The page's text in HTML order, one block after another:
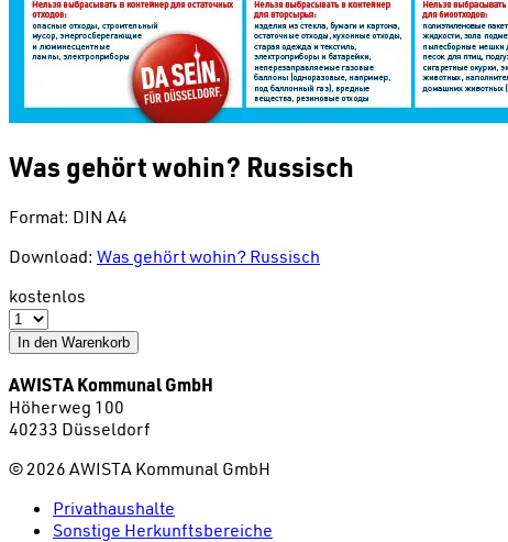
Was gehört wohin? Russisch
Format: DIN A4
Download: Was gehört wohin? Russisch
kostenlos
In den Warenkorb
AWISTA Kommunal GmbH
Höherweg 100
40233 Düsseldorf
© 2026 AWISTA Kommunal GmbH
Privathaushalte
Sonstige Herkunftsbereiche